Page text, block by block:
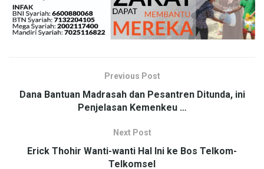
Previous Post
Dana Bantuan Madrasah dan Pesantren Ditunda, ini
Penjelasan Kemenkeu …
Next Post
Erick Thohir Wanti-wanti Hal Ini ke Bos Telkom-
Telkomsel